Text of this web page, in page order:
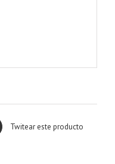
Twitear este producto